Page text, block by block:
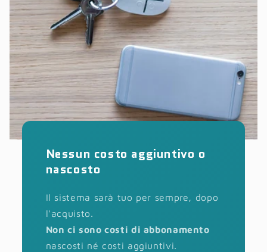
Nessun costo aggiuntivo o
nascosto
Il sistema sarà tuo per sempre, dopo
l'acquisto.
Non ci sono costi di abbonamento
nascosti né costi aggiuntivi.